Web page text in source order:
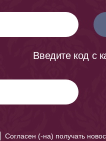
Введите код с
Cогласен (-на) получать